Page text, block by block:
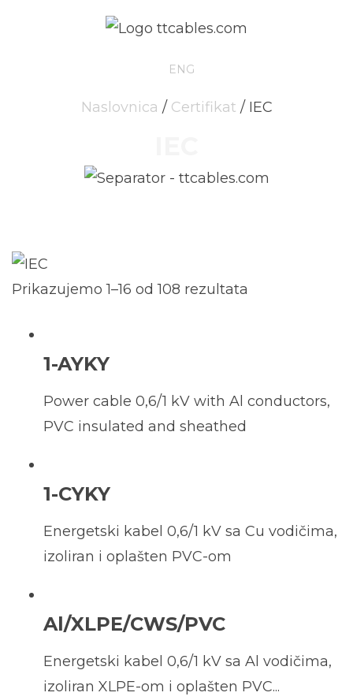
ENG
Naslovnica / Certifikat / IEC
Prikazujemo 1–16 od 108 rezultata
1-AYKY
Power cable 0,6/1 kV with Al conductors,
PVC insulated and sheathed
1-CYKY
Energetski kabel 0,6/1 kV sa Cu vodičima,
izoliran i oplašten PVC-om
Al/XLPE/CWS/PVC
Energetski kabel 0,6/1 kV sa Al vodičima,
izoliran XLPE-om i oplašten PVC...